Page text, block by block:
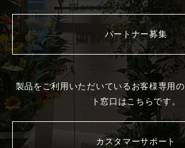
パートナー募集
製品をご利用いただいているお客様専用の
ト窓口はこちらです。
カスタマーサポート